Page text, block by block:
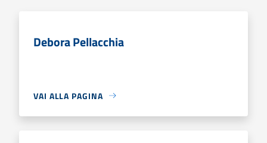
Debora Pellacchia
VAI ALLA PAGINA